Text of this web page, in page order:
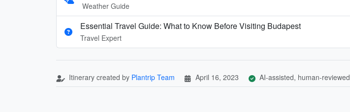
Weather Guide
Essential Travel Guide: What to Know Before Visiting Budapest
Travel Expert
Itinerary created by Plantrip Team April 16, 2023 AI-assisted, human-reviewed